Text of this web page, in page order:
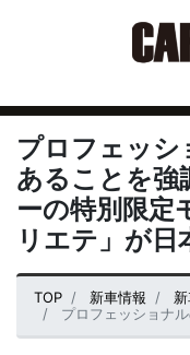
プロフェッ
あることを強
ーの特別限定
リエテ」が日
TOP 新車情報
プロフェッショナルのための道具であるこ